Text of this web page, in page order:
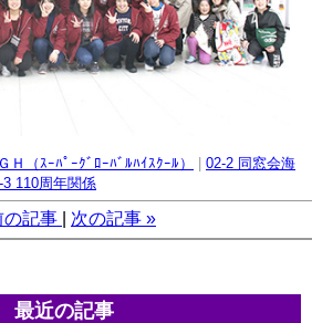
Ｈ（ｽｰﾊﾟｰｸﾞﾛｰﾊﾞﾙﾊｲｽｸｰﾙ）
02-2 同窓会海
3 110周年関係
の記事 次の記事 »
最近の記事